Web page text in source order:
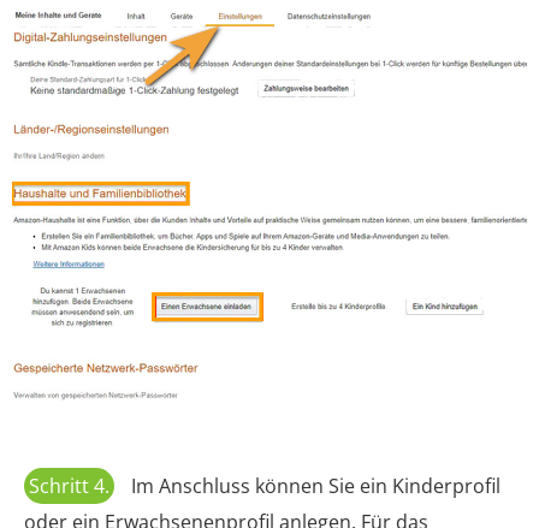
Schritt 4.
Im Anschluss können Sie ein Kinderprofil
oder ein Erwachsenenprofil anlegen. Für das